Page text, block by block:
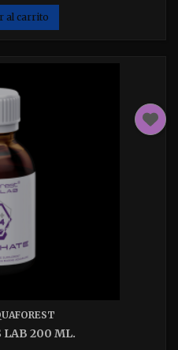
al carrito
LAB 200 ML.